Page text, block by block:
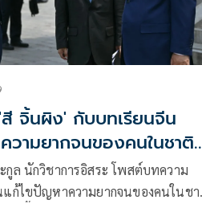
จิ้นผิง' กับบทเรียนจีน
วามยากจนของคนในชาติ
กูล นักวิชาการอิสระ โพสต์บทความ